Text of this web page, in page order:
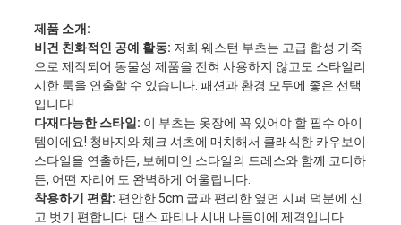
제품 소개:
비건 친화적인 공예 활동: 저희 웨스턴 부츠는 고급 합성 가죽
으로 제작되어 동물성 제품을 전혀 사용하지 않고도 스타일리
시한 룩을 연출할 수 있습니다. 패션과 환경 모두에 좋은 선택
입니다!
다재다능한 스타일: 이 부츠는 옷장에 꼭 있어야 할 필수 아이
템이에요! 청바지와 체크 셔츠에 매치해서 클래식한 카우보이
스타일을 연출하든, 보헤미안 스타일의 드레스와 함께 코디하
든, 어떤 자리에도 완벽하게 어울립니다.
착용하기 편함: 편안한 5cm 굽과 편리한 옆면 지퍼 덕분에 신
고 벗기 편합니다. 댄스 파티나 시내 나들이에 제격입니다.